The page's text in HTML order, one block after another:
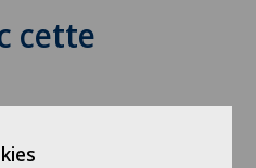
cette